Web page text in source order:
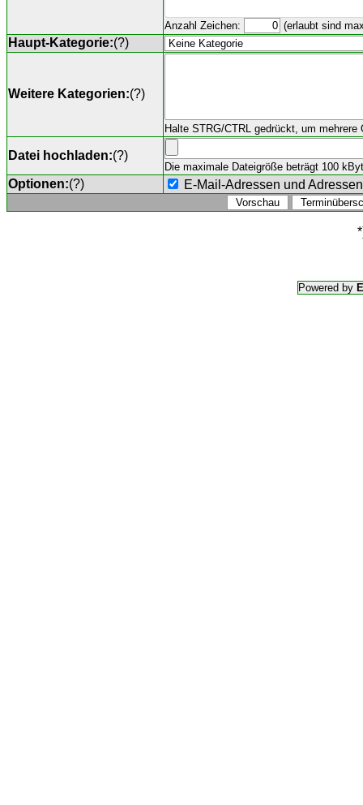
Anzahl Zeichen: (erlaubt sind
Haupt-Kategorie:(?)
Weitere Kategorien:(?)
Halte STRG/CTRL gedrückt, um mehrere
Datei hochladen:(?)
Die maximale Dateigröße beträgt 100
Optionen:(?) E-Mail-Adressen und
Powered by